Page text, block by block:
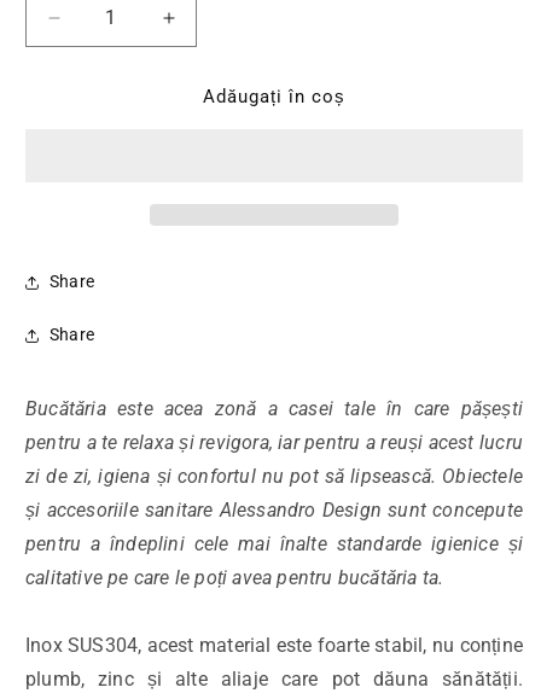
Adăugați în coș
Share
Share
Bucătăria este acea zonă a casei tale în care pășești
pentru a te relaxa și revigora, iar pentru a reuși acest lucru
zi de zi, igiena și confortul nu pot să lipsească. Obiectele
și accesoriile sanitare Alessandro Design sunt concepute
pentru a îndeplini cele mai înalte standarde igienice și
calitative pe care le poți avea pentru bucătăria ta.
Inox SUS304, acest material este foarte stabil, nu conține
plumb, zinc și alte aliaje care pot dăuna sănătății.